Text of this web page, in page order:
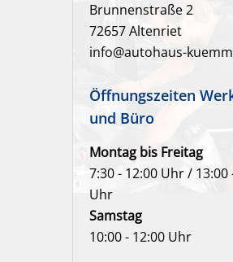
Brunnenstraße 2
72657 Altenriet
info@autohaus-
Öffnungszeiten
und Büro
Montag bis Freitag
7:30 - 12:00 Uhr / 13:00
Uhr
Samstag
10:00 - 12:00 Uhr